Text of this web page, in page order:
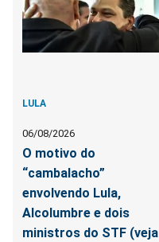
LULA
06/08/2026
O motivo do
“cambalacho”
envolvendo Lula,
Alcolumbre e dois
ministros do STF (veja